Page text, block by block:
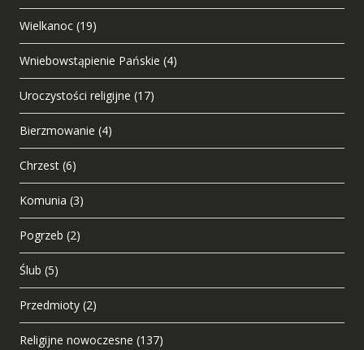
Wielkanoc (19)
Wniebowstąpienie Pańskie (4)
Uroczystości religijne (17)
Bierzmowanie (4)
Chrzest (6)
Komunia (3)
Pogrzeb (2)
Ślub (5)
Przedmioty (2)
Religijne nowoczesne (137)